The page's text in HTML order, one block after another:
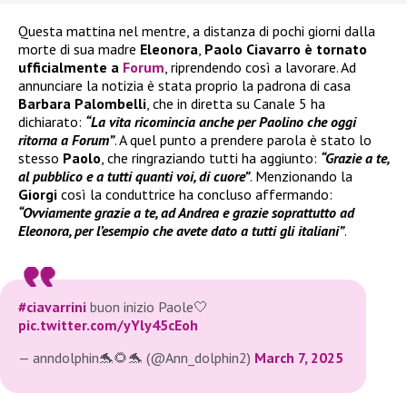
Questa mattina nel mentre, a distanza di pochi giorni dalla
morte di sua madre Eleonora, Paolo Ciavarro è tornato
ufficialmente a Forum, riprendendo così a lavorare. Ad
annunciare la notizia è stata proprio la padrona di casa
Barbara Palombelli, che in diretta su Canale 5 ha
dichiarato: “La vita ricomincia anche per Paolino che oggi
ritorna a Forum”. A quel punto a prendere parola è stato lo
stesso Paolo, che ringraziando tutti ha aggiunto: “Grazie a te,
al pubblico e a tutti quanti voi, di cuore”. Menzionando la
Giorgi così la conduttrice ha concluso affermando:
“Ovviamente grazie a te, ad Andrea e grazie soprattutto ad
Eleonora, per l’esempio che avete dato a tutti gli italiani”.
#ciavarrini buon inizio Paole🤍
pic.twitter.com/yYly45cEoh
— anndolphin🐬🌻🐬 (@Ann_dolphin2) March 7, 2025